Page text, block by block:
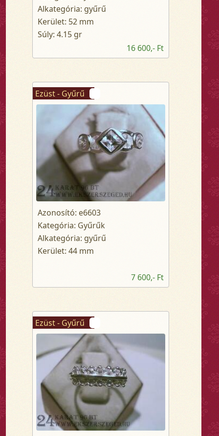
Alkategória: gyűrű
Kerület: 52 mm
Súly: 4.15 gr
16 600,- Ft
Ezüst - Gyűrű
Azonosító: e6603
Kategória: Gyűrűk
Alkategória: gyűrű
Kerület: 44 mm
7 600,- Ft
Ezüst - Gyűrű